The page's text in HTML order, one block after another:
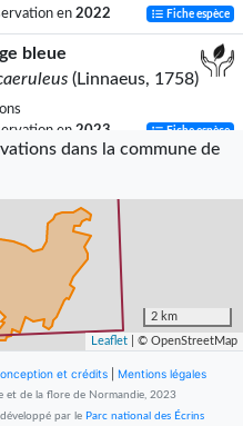
en 2022 Fiche espèce
bleue
(Linnaeus, 1758)
en 2023 Fiche espèce
Linnaeus, 1758
en
2023
familier
(Linnaeus, 1758)
mignon
dans la commune de
2 km
Leaflet | © OpenStreetMap
et crédits Mentions légales
et de la flore de Normandie, 2023
par le Parc national des Écrins